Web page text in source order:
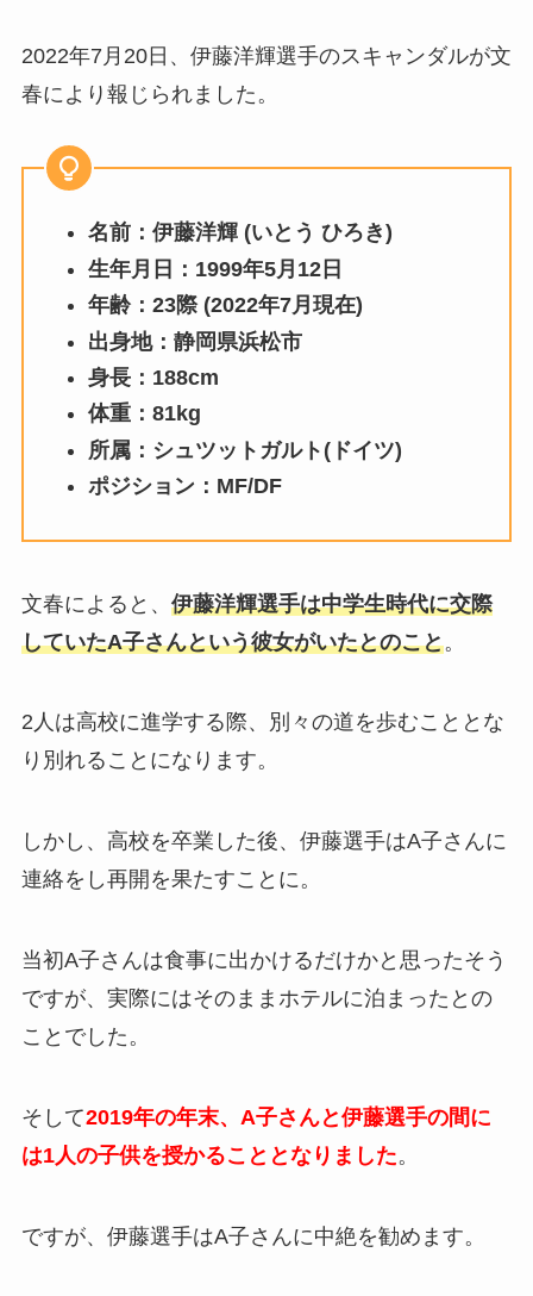
2022年7月20日、伊藤洋輝選手のスキャンダルが文
春により報じられました。
名前：伊藤洋輝 (いとう ひろき)
生年月日：1999年5月12日
年齢：23際 (2022年7月現在)
出身地：静岡県浜松市
身長：188cm
体重：81kg
所属：シュツットガルト(ドイツ)
ポジション：MF/DF
文春によると、 伊藤洋輝選手は中学生時代に交際
していたA子さんという彼女がいたとのこと。
2人は高校に進学する際、別々の道を歩むこととな
り別れることになります。
しかし、高校を卒業した後、伊藤選手はA子さんに
連絡をし再開を果たすことに。
当初A子さんは食事に出かけるだけかと思ったそう
ですが、実際にはそのままホテルに泊まったとの
ことでした。
そして2019年の年末、A子さんと伊藤選手の間に
は1人の子供を授かることとなりました。
ですが、伊藤選手はA子さんに中絶を勧めます。